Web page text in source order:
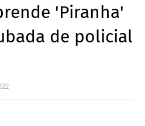
'Piranha'
de policial